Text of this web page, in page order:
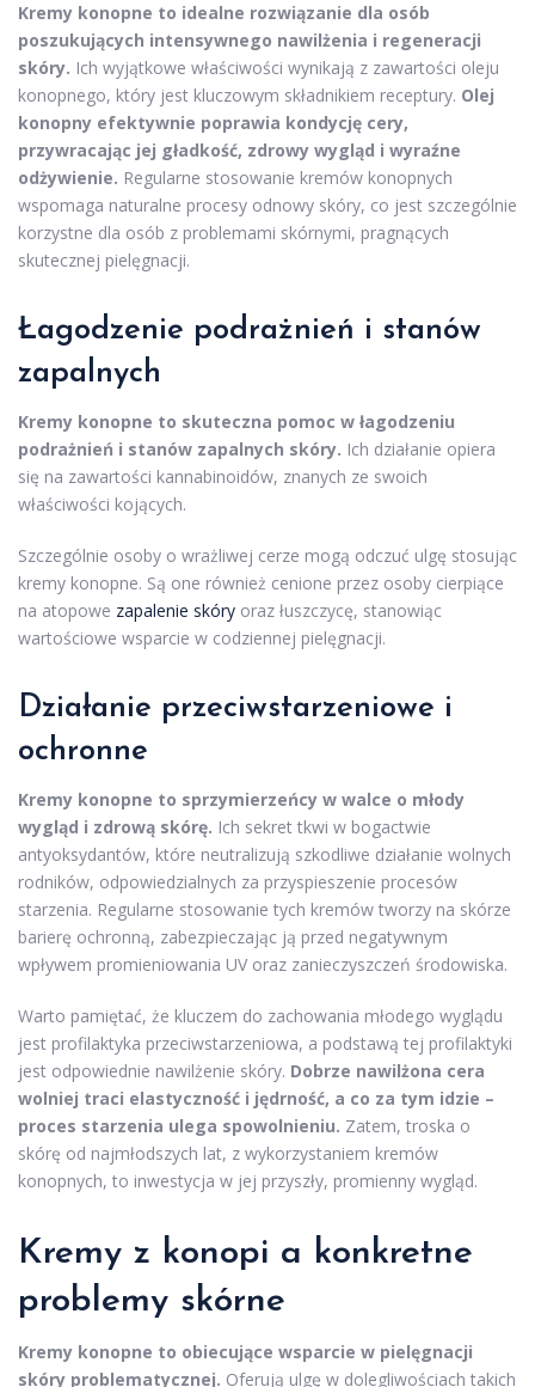
Kremy konopne to idealne rozwiązanie dla osób
poszukujących intensywnego nawilżenia i regeneracji
skóry. Ich wyjątkowe właściwości wynikają z zawartości oleju
konopnego, który jest kluczowym składnikiem receptury. Olej
konopny efektywnie poprawia kondycję cery,
przywracając jej gładkość, zdrowy wygląd i wyraźne
odżywienie. Regularne stosowanie kremów konopnych
wspomaga naturalne procesy odnowy skóry, co jest szczególnie
korzystne dla osób z problemami skórnymi, pragnących
skutecznej pielęgnacji.
Łagodzenie podrażnień i stanów
zapalnych
Kremy konopne to skuteczna pomoc w łagodzeniu
podrażnień i stanów zapalnych skóry. Ich działanie opiera
się na zawartości kannabinoidów, znanych ze swoich
właściwości kojących.
Szczególnie osoby o wrażliwej cerze mogą odczuć ulgę stosując
kremy konopne. Są one również cenione przez osoby cierpiące
na atopowe zapalenie skóry oraz łuszczycę, stanowiąc
wartościowe wsparcie w codziennej pielęgnacji.
Działanie przeciwstarzeniowe i
ochronne
Kremy konopne to sprzymierzeńcy w walce o młody
wygląd i zdrową skórę. Ich sekret tkwi w bogactwie
antyoksydantów, które neutralizują szkodliwe działanie wolnych
rodników, odpowiedzialnych za przyspieszenie procesów
starzenia. Regularne stosowanie tych kremów tworzy na skórze
barierę ochronną, zabezpieczając ją przed negatywnym
wpływem promieniowania UV oraz zanieczyszczeń środowiska.
Warto pamiętać, że kluczem do zachowania młodego wyglądu
jest profilaktyka przeciwstarzeniowa, a podstawą tej profilaktyki
jest odpowiednie nawilżenie skóry. Dobrze nawilżona cera
wolniej traci elastyczność i jędrność, a co za tym idzie –
proces starzenia ulega spowolnieniu. Zatem, troska o
skórę od najmłodszych lat, z wykorzystaniem kremów
konopnych, to inwestycja w jej przyszły, promienny wygląd.
Kremy z konopi a konkretne
problemy skórne
Kremy konopne to obiecujące wsparcie w pielęgnacji
skóry problematycznej. Oferują ulgę w dolegliwościach takich